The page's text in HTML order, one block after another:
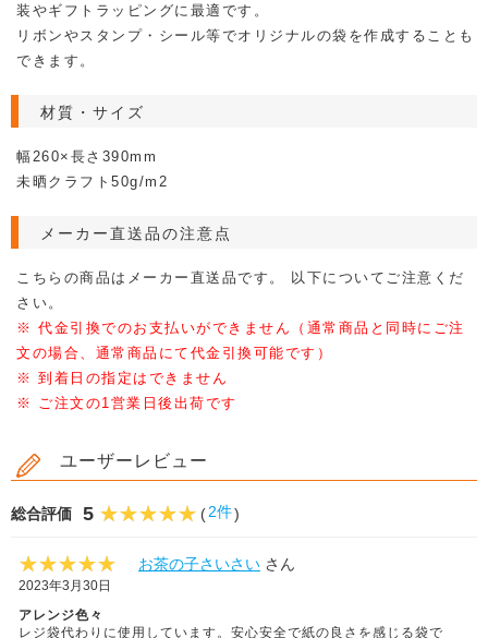
装やギフトラッピングに最適です。
リボンやスタンプ・シール等でオリジナルの袋を作成することも
できます。
材質・サイズ
幅260×長さ390mm
未晒クラフト50g/m2
メーカー直送品の注意点
こちらの商品はメーカー直送品です。 以下についてご注意くだ
さい。
※ 代金引換でのお支払いができません（通常商品と同時にご注
文の場合、通常商品にて代金引換可能です）
※ 到着日の指定はできません
※ ご注文の1営業日後出荷です
ユーザーレビュー
総合評価 5 (2件)
お茶の子さいさい さん
2023年3月30日
アレンジ色々
レジ袋代わりに使用しています。安心安全で紙の良さを感じる袋で